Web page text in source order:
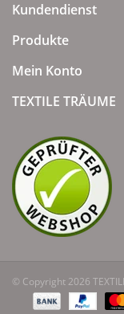
Kundendienst
Produkte
Mein Konto
TEXTILE TRÄUME
© Copyright 2026